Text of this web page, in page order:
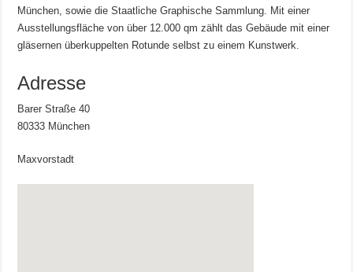
München, sowie die Staatliche Graphische Sammlung. Mit einer
Ausstellungsfläche von über 12.000 qm zählt das Gebäude mit einer
gläsernen überkuppelten Rotunde selbst zu einem Kunstwerk.
Adresse
Barer Straße 40
80333 München
Maxvorstadt